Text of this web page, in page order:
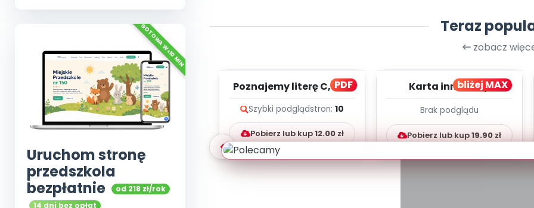
Uruchom stronę
przedszkola
bezpłatnie
od 218 zł/rok
14 dni bez opłat
Teraz
zobacz
PDF
Poznajemy literę C, cz. 1
Szybki podglądstron: 10
Pobierz lub kup12.00zł
bliżej MAX
Karta innowacji
Kumpelkowo
Brak podglądu
Pobierz lub kup19.90 zł